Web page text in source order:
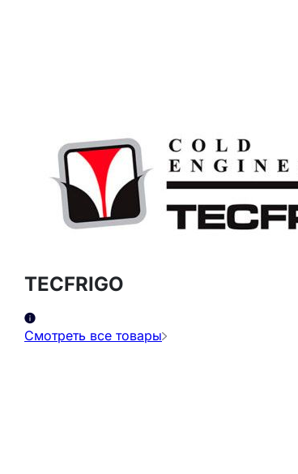
TECFRIGO
Смотреть все товары